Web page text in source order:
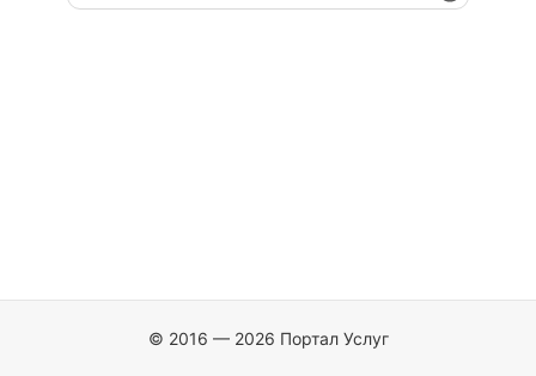
© 2016 — 2026 Портал Услуг